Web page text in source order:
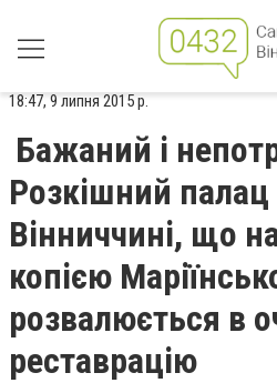
18:47, 9 липня 2015 р.
Бажаний і
Розкішний
Вінниччині, що
копією
розвалюється в
реставрацію